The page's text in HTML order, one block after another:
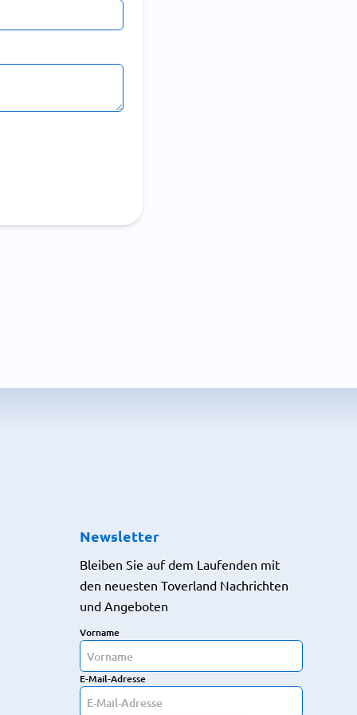
Newsletter
Bleiben Sie auf dem Laufenden mit
den neuesten Toverland Nachrichten
und Angeboten
Vorname
E-Mail-Adresse